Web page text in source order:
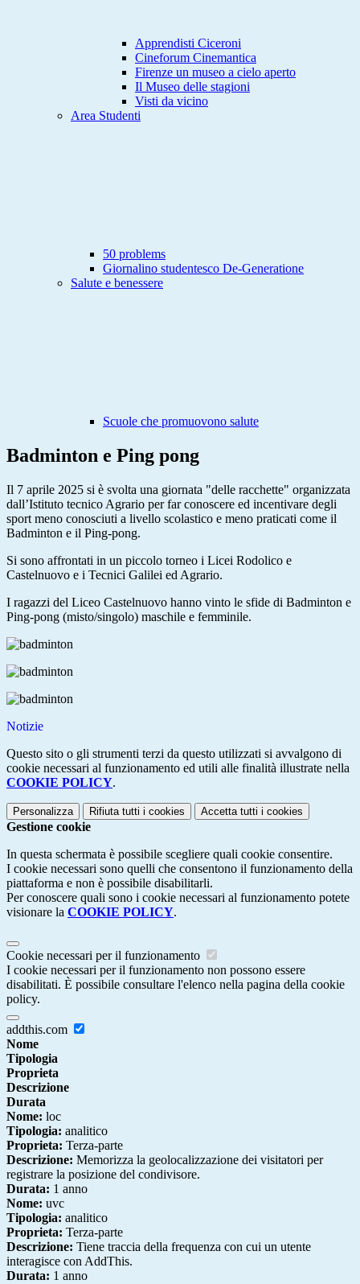
Apprendisti Ciceroni
Cineforum Cinemantica
Firenze un museo a cielo aperto
Il Museo delle stagioni
Visti da vicino
Area Studenti
50 problems
Giornalino studentesco De-Generatione
Salute e benessere
Scuole che promuovono salute
Badminton e Ping pong
Il 7 aprile 2025 si è svolta una giornata "delle racchette" organizzata
dall’Istituto tecnico Agrario per far conoscere ed incentivare degli
sport meno conosciuti a livello scolastico e meno praticati come il
Badminton e il Ping-pong.
Si sono affrontati in un piccolo torneo i Licei Rodolico e
Castelnuovo e i Tecnici Galilei ed Agrario.
I ragazzi del Liceo Castelnuovo hanno vinto le sfide di Badminton e
Ping-pong (misto/singolo) maschile e femminile.
Notizie
Questo sito o gli strumenti terzi da questo utilizzati si avvalgono di
cookie necessari al funzionamento ed utili alle finalità illustrate nella
COOKIE POLICY.
Personalizza Rifiuta tutti i cookies Accetta tutti i cookies
Gestione cookie
In questa schermata è possibile scegliere quali cookie consentire.
I cookie necessari sono quelli che consentono il funzionamento della
piattaforma e non è possibile disabilitarli.
Per conoscere quali sono i cookie necessari al funzionamento potete
visionare la COOKIE POLICY.
Cookie necessari per il funzionamento
I cookie necessari per il funzionamento non possono essere
disabilitati. È possibile consultare l'elenco nella pagina della cookie
policy.
addthis.com
Nome
Tipologia
Proprieta
Descrizione
Durata
Nome: loc
Tipologia: analitico
Proprieta: Terza-parte
Descrizione: Memorizza la geolocalizzazione dei visitatori per
registrare la posizione del condivisore.
Durata: 1 anno
Nome: uvc
Tipologia: analitico
Proprieta: Terza-parte
Descrizione: Tiene traccia della frequenza con cui un utente
interagisce con AddThis.
Durata: 1 anno